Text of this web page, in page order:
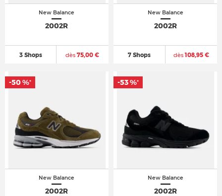
New Balance
2002R
3 Shops dès 75,00 €
New Balance
2002R
7 Shops dès108,95 €
New Balance
2002R
-50 %*
New Balance
2002R
-53 %*